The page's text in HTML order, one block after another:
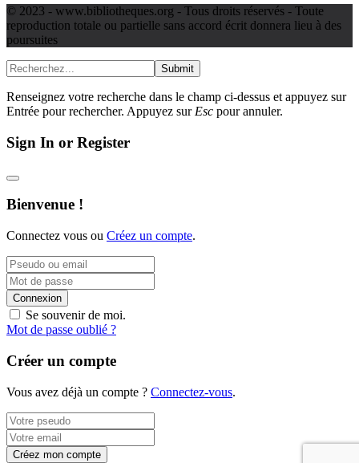
© 2023 - www.bibliotheques.org - Tous droits réservés - Toute
reproduction totale ou partielle sans accord écrit donnera lieu à des
poursuites
Submit
Renseignez votre recherche dans le champ ci-dessus et appuyez sur
Entrée pour rechercher. Appuyez sur Esc pour annuler.
Sign In or Register
Bienvenue !
Connectez vous ou Créez un compte.
Connexion
Se souvenir de moi.
Mot de passe oublié ?
Créer un compte
Vous avez déjà un compte ? Connectez-vous.
Créez mon compte